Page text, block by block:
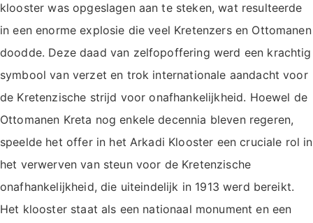
klooster was opgeslagen aan te steken, wat resulteerde
in een enorme explosie die veel Kretenzers en Ottomanen
doodde. Deze daad van zelfopoffering werd een krachtig
symbool van verzet en trok internationale aandacht voor
de Kretenzische strijd voor onafhankelijkheid. Hoewel de
Ottomanen Kreta nog enkele decennia bleven regeren,
speelde het offer in het Arkadi Klooster een cruciale rol in
het verwerven van steun voor de Kretenzische
onafhankelijkheid, die uiteindelijk in 1913 werd bereikt.
Het klooster staat als een nationaal monument en een